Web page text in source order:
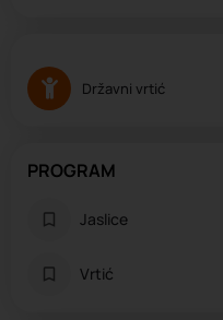
Državni vrtić
PROGRAM
Jaslice
Vrtić